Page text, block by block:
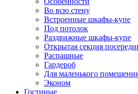
Во всю стену
Встроенные шкафы-купе
Под потолок
Раздвижные шкафы-купе
Открытая секция
Распашные
Гардероб
Для маленького
Эконом
Гостиные